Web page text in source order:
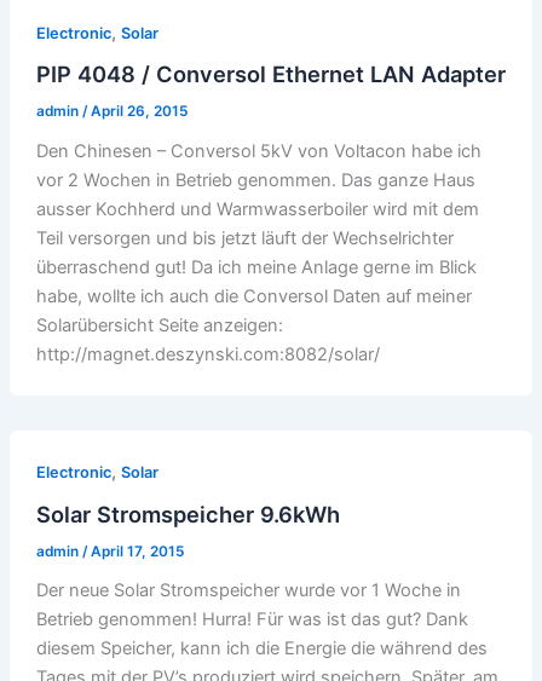
Electronic, Solar
PIP 4048 / Conversol Ethernet LAN Adapter
admin /April 26, 2015
Den Chinesen – Conversol 5kV von Voltacon habe ich
vor 2 Wochen in Betrieb genommen. Das ganze Haus
ausser Kochherd und Warmwasserboiler wird mit dem
Teil versorgen und bis jetzt läuft der Wechselrichter
überraschend gut! Da ich meine Anlage gerne im Blick
habe, wollte ich auch die Conversol Daten auf meiner
Solarübersicht Seite anzeigen:
http://magnet.deszynski.com:8082/solar/
Electronic, Solar
Solar Stromspeicher 9.6kWh
admin /April 17, 2015
Der neue Solar Stromspeicher wurde vor 1 Woche in
Betrieb genommen! Hurra! Für was ist das gut? Dank
diesem Speicher, kann ich die Energie die während des